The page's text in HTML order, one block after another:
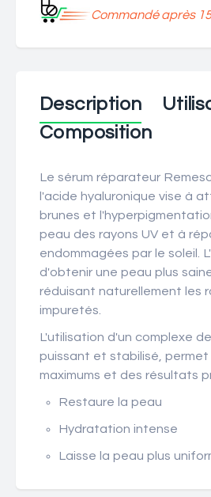
Commandé après
Description
Composition
Le sérum réparateur
l'acide hyaluronique vise à
brunes et
peau des rayons UV et à
endommagées par le soleil.
d'obtenir une peau plus
réduisant naturellement les
impuretés.
L'utilisation d'un complexe
puissant et stabilisé,
maximums et des résultats
Restaure la peau
Hydratation intense
Laisse la peau plus